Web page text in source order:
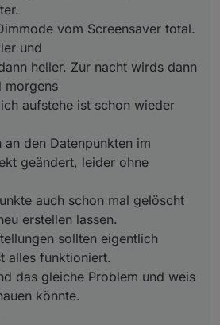
Einstellungen sollten eigentlich passen,
funktioniert.
das gleiche Problem und weis
schauen könnte.
mal vorraus
vom Screensaver total.
und
heller. Zur nacht wirds dann
morgens
aufstehe ist schon wieder
an den Datenpunkten im
geändert, leider ohne
auch schon mal gelöscht
erstellen lassen.
sollten eigentlich
alles funktioniert.
das gleiche Problem und weis
könnte.